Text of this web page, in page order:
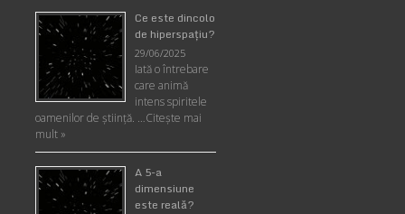
Ce este dincolo
de hiperspaţiu?
29/06/2025
Iată o întrebare
care animă
intens spiritele
oamenilor de ştiinţă. …Citește mai
mult »
A 5-a
dimensiune
este reală?